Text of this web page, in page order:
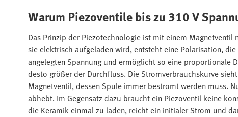
Warum Piezoventile bis zu 310 V
Das Prinzip der Piezotechnologie ist mit einem
sie elektrisch aufgeladen wird, entsteht eine Polarisation,
angelegten Spannung und ermöglicht so eine proportionale
desto größer der Durchfluss. Die Stromverbrauchskurve
Magnetventil, dessen Spule immer bestromt werden muss.
abhebt. Im Gegensatz dazu braucht ein Piezoventil keine
die Keramik einmal zu laden, reicht ein initialer Strom und